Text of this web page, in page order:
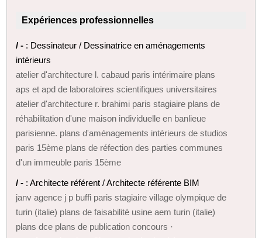
Expériences professionnelles
/ - : Dessinateur / Dessinatrice en aménagements
intérieurs
atelier d'architecture l. cabaud paris intérimaire plans
aps et apd de laboratoires scientifiques universitaires
atelier d'architecture r. brahimi paris stagiaire plans de
réhabilitation d'une maison individuelle en banlieue
parisienne. plans d'aménagements intérieurs de studios
paris 15ème plans de réfection des parties communes
d'un immeuble paris 15ème
/ - : Architecte référent / Architecte référente BIM
janv agence j p buffi paris stagiaire village olympique de
turin (italie) plans de faisabilité usine aem turin (italie)
plans dce plans de publication concours ·